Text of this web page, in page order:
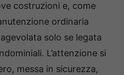
costruzioni e, come
ordinaria
solo se legata
L’attenzione si
messa in sicurezza,